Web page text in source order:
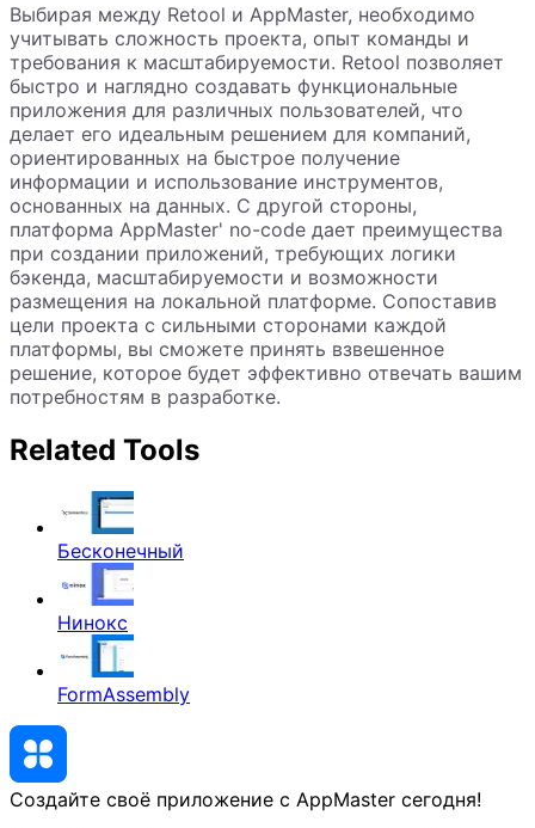
Выбирая между Retool и AppMaster, необходимо
учитывать сложность проекта, опыт команды и
требования к масштабируемости. Retool позволяет
быстро и наглядно создавать функциональные
приложения для различных пользователей, что
делает его идеальным решением для компаний,
ориентированных на быстрое получение
информации и использование инструментов,
основанных на данных. С другой стороны,
платформа AppMaster' no-code дает преимущества
при создании приложений, требующих логики
бэкенда, масштабируемости и возможности
размещения на локальной платформе. Сопоставив
цели проекта с сильными сторонами каждой
платформы, вы сможете принять взвешенное
решение, которое будет эффективно отвечать вашим
потребностям в разработке.
Related Tools
Бесконечный
Нинокс
FormAssembly
Создайте своё приложение с AppMaster сегодня!